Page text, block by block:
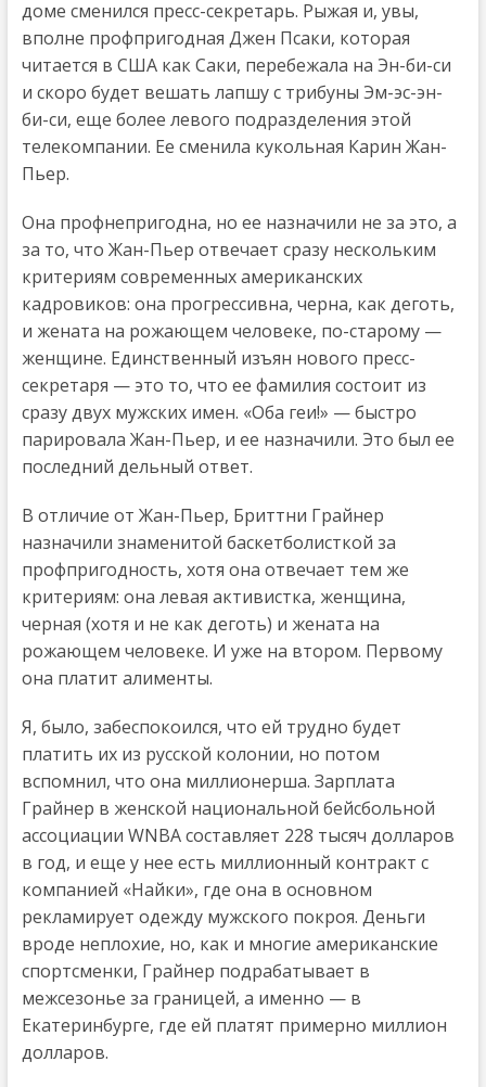
доме сменился пресс-секретарь. Рыжая и, увы,
вполне профпригодная Джен Псаки, которая
читается в США как Саки, перебежала на Эн-би-си
и скоро будет вешать лапшу с трибуны Эм-эс-эн-
би-си, еще более левого подразделения этой
телекомпании. Ее сменила кукольная Карин Жан-
Пьер.
Она профнепригодна, но ее назначили не за это, а
за то, что Жан-Пьер отвечает сразу нескольким
критериям современных американских
кадровиков: она прогрессивна, черна, как деготь,
и жената на рожающем человеке, по-старому —
женщине. Единственный изъян нового пресс-
секретаря — это то, что ее фамилия состоит из
сразу двух мужских имен. «Оба геи!» — быстро
парировала Жан-Пьер, и ее назначили. Это был ее
последний дельный ответ.
В отличие от Жан-Пьер, Бриттни Грайнер
назначили знаменитой баскетболисткой за
профпригодность, хотя она отвечает тем же
критериям: она левая активистка, женщина,
черная (хотя и не как деготь) и жената на
рожающем человеке. И уже на втором. Первому
она платит алименты.
Я, было, забеспокоился, что ей трудно будет
платить их из русской колонии, но потом
вспомнил, что она миллионерша. Зарплата
Грайнер в женской национальной бейсбольной
ассоциации WNBA составляет 228 тысяч долларов
в год, и еще у нее есть миллионный контракт с
компанией «Найки», где она в основном
рекламирует одежду мужского покроя. Деньги
вроде неплохие, но, как и многие американские
спортсменки, Грайнер подрабатывает в
межсезонье за границей, а именно — в
Екатеринбурге, где ей платят примерно миллион
долларов.